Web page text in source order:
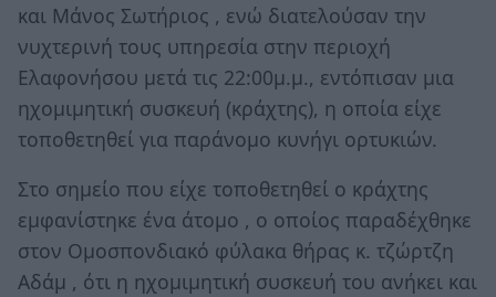
και Μάνος Σωτήριος , ενώ διατελούσαν την
νυχτερινή τους υπηρεσία στην περιοχή
Ελαφονήσου μετά τις 22:00μ.μ., εντόπισαν μια
ηχομιμητική συσκευή (κράχτης), η οποία είχε
τοποθετηθεί για παράνομο κυνήγι ορτυκιών.
Στο σημείο που είχε τοποθετηθεί ο κράχτης
εμφανίστηκε ένα άτομο , ο οποίος παραδέχθηκε
στον Ομοσπονδιακό φύλακα θήρας κ. τζώρτζη
Αδάμ , ότι η ηχομιμητική συσκευή του ανήκει και